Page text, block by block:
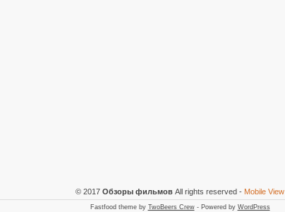
© 2017 Обзоры фильмов All rights reserved - Mobile View
Fastfood theme by TwoBeers Crew- Powered by WordPress